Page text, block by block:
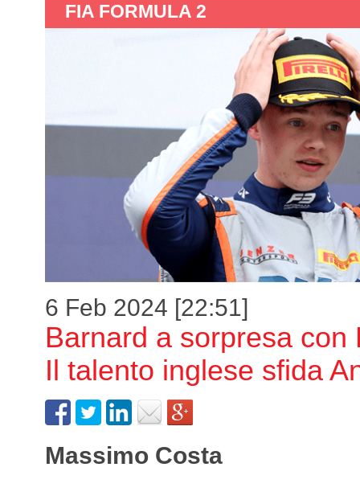
FIA FORMULA 2
6 Feb 2024 [22:51]
Barnard a sorpresa con
Il talento inglese sfida
Massimo Costa